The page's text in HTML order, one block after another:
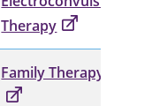
Therapy
Family Therapy